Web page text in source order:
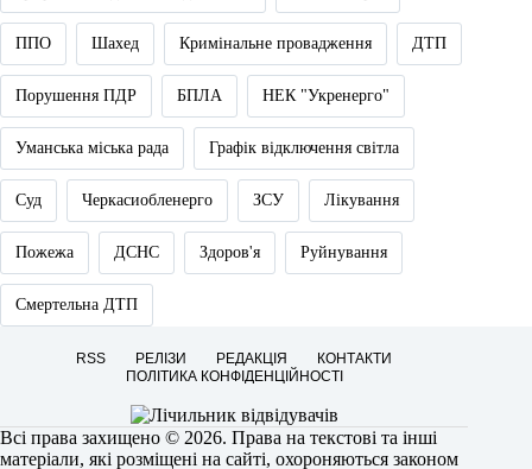
ППО Шахед Кримінальне провадження ДТП
Порушення ПДР БПЛА НЕК "Укренерго"
Уманська міська рада Графік відключення світла
Суд Черкасиобленерго ЗСУ Лікування
Пожежа ДСНС Здоров'я Руйнування
Смертельна ДТП
RSS РЕЛІЗИ РЕДАКЦІЯ
КОНТАКТИ
ПОЛІТИКА КОНФІДЕНЦІЙНОСТІ
Всі права захищено © 2026. Права на текстові та інші
матеріали, які розміщені на сайті, охороняються законом